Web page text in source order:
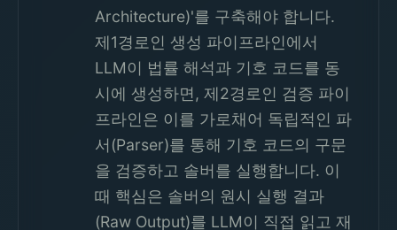
Architecture)'를 구축해야 합니다.
제1경로인 생성 파이프라인에서
LLM이 법률 해석과 기호 코드를 동
시에 생성하면, 제2경로인 검증 파이
프라인은 이를 가로채어 독립적인 파
서(Parser)를 통해 기호 코드의 구문
을 검증하고 솔버를 실행합니다. 이
때 핵심은 솔버의 원시 실행 결과
(Raw Output)를 LLM이 직접 읽고 재